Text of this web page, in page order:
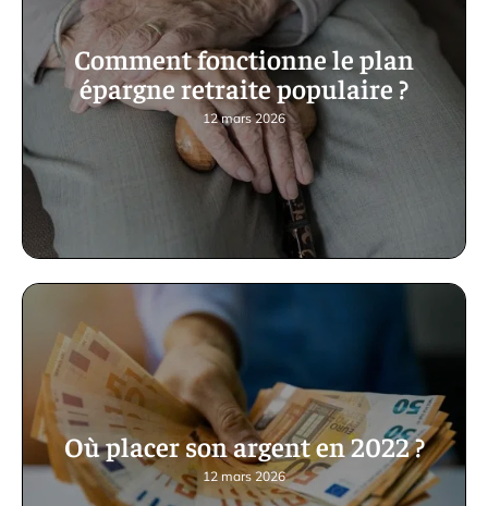
Comment fonctionne le plan
épargne retraite populaire ?
12 mars 2026
Où placer son argent en 2022 ?
12 mars 2026